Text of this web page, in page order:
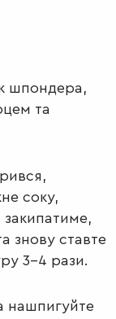
шпондера,
та
соку,
закипатиме,
знову ставте
3-4 рази.
нашпигуйте